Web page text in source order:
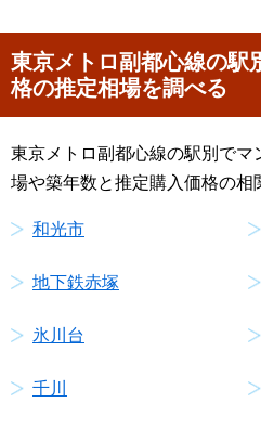
東京メトロ副都心線の駅
格の推定相場を調べる
東京メトロ副都心線の駅別でマ
場や築年数と推定購入価格の相
和光市
地下鉄赤塚
氷川台
千川